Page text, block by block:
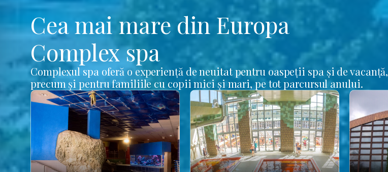
Cea mai mare din Europa
Complex spa
Complexul spa oferă o experiență de neuitat pentru oaspeții spa și de vacanță,
precum și pentru familiile cu copii mici și mari, pe tot parcursul anului.